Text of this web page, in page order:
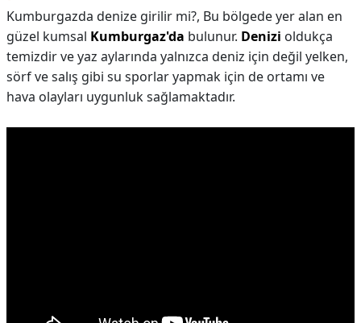
Kumburgazda denize girilir mi?, Bu bölgede yer alan en
güzel kumsal Kumburgaz'da bulunur. Denizi oldukça
temizdir ve yaz aylarında yalnızca deniz için değil yelken,
sörf ve salış gibi su sporlar yapmak için de ortamı ve
hava olayları uygunluk sağlamaktadır.